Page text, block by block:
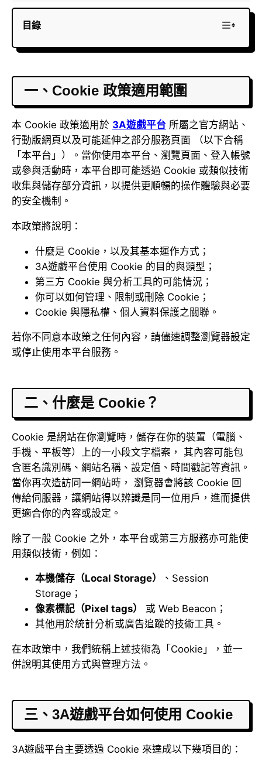
目錄
一、Cookie 政策適用範圍
本 Cookie 政策適用於 3A遊戲平台 所屬之官方網站、
行動版網頁以及可能延伸之部分服務頁面 （以下合稱
「本平台」）。當你使用本平台、瀏覽頁面、登入帳號
或參與活動時，本平台即可能透過 Cookie 或類似技術
收集與儲存部分資訊，以提供更順暢的操作體驗與必要
的安全機制。
本政策將說明：
什麼是 Cookie，以及其基本運作方式；
3A遊戲平台使用 Cookie 的目的與類型；
第三方 Cookie 與分析工具的可能情況；
你可以如何管理、限制或刪除 Cookie；
Cookie 與隱私權、個人資料保護之關聯。
若你不同意本政策之任何內容，請儘速調整瀏覽器設定
或停止使用本平台服務。
二、什麼是 Cookie？
Cookie 是網站在你瀏覽時，儲存在你的裝置（電腦、
手機、平板等）上的一小段文字檔案， 其內容可能包
含匿名識別碼、網站名稱、設定值、時間戳記等資訊。
當你再次造訪同一網站時， 瀏覽器會將該 Cookie 回
傳給伺服器，讓網站得以辨識是同一位用戶，進而提供
更適合你的內容或設定。
除了一般 Cookie 之外，本平台或第三方服務亦可能使
用類似技術，例如：
本機儲存（Local Storage）
、Session
Storage；
像素標記（Pixel tags）
或 Web Beacon；
其他用於統計分析或廣告追蹤的技術工具。
在本政策中，我們統稱上述技術為「Cookie」，並一
併說明其使用方式與管理方法。
三、3A遊戲平台如何使用 Cookie
3A遊戲平台主要透過 Cookie 來達成以下幾項目的：